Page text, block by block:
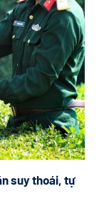
suy thoái, tự